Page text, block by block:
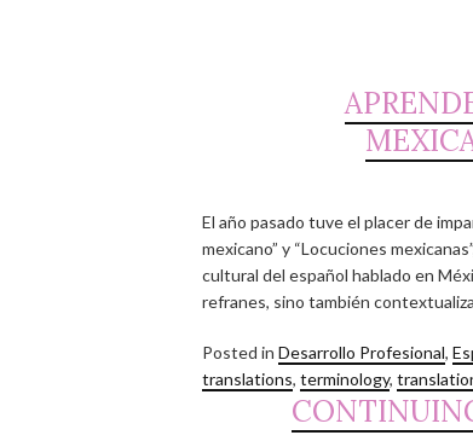
El año pasado tuve el placer de
mexicano” y “Locuciones
cultural del español hablado en
refranes, sino también
Posted in Desarrollo Profesional,
translations, terminology,